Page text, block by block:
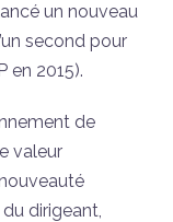
un nouveau
second pour
en 2015).
de
valeur
dirigeant,